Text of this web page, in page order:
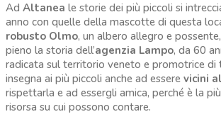
Ad Altanea le storie dei più piccoli si
anno con quelle della mascotte di questa
robusto Olmo, un albero allegro e
pieno la storia dell’agenzia Lampo, da 60
radicata sul territorio veneto e promotrice
insegna ai più piccoli anche ad essere vicini
rispettarla e ad essergli amica, perché è la
risorsa su cui possono contare.